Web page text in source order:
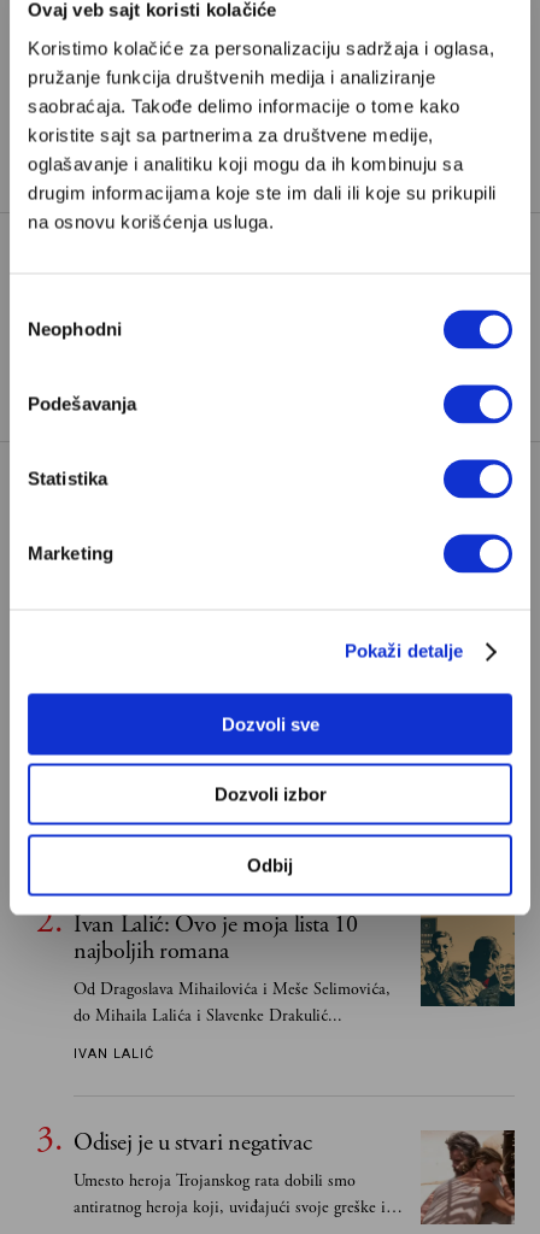
Ovaj veb sajt koristi kolačiće
Koristimo kolačiće za personalizaciju sadržaja i oglasa,
pružanje funkcija društvenih medija i analiziranje
saobraćaja. Takođe delimo informacije o tome kako
koristite sajt sa partnerima za društvene medije,
oglašavanje i analitiku koji mogu da ih kombinuju sa
drugim informacijama koje ste im dali ili koje su prikupili
na osnovu korišćenja usluga.
сагласности
Neophodni
Podešavanja
Statistika
Marketing
Pokaži detalje
Dozvoli sve
Dozvoli izbor
Odbij
Već imate nalog? Ulogujte se
Iva Branković je docentkinja na Fakultetu političkih
nauka u Beogradu i sistemska porodična
psihoterapeutkinja.
TAGOVI:
Znam, uglavnom se govori da je Bog ljubav. Ali
za mene je Bog sloboda. Mnogi mogu da vole, a
tek retki mogu da podnesu slobodu
ALEKSANDAR MISOJČIĆ
Ivan Lalić: Ovo je moja lista 10
najboljih romana
Od Dragoslava Mihailovića i Meše Selimovića,
do Mihaila Lalića i Slavenke Drakulić...
IVAN LALIĆ
Odisej je u stvari negativac
Umesto heroja Trojanskog rata dobili smo
antiratnog heroja koji, uviđajući svoje greške i